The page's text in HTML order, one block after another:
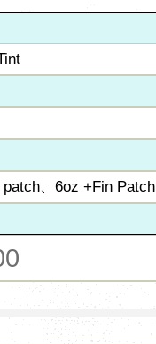
、6oz +Fin Patch